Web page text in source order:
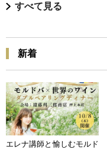
すべて見る
新着
エレナ講師と愉しむモルド